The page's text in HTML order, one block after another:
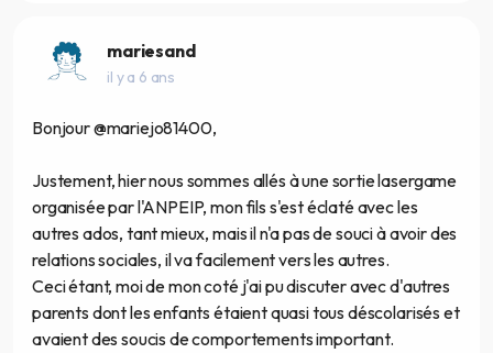
mariesand
il y a 6 ans
Bonjour @mariejo81400,
Justement, hier nous sommes allés à une sortie lasergame
organisée par l'ANPEIP, mon fils s'est éclaté avec les
autres ados, tant mieux, mais il n'a pas de souci à avoir des
relations sociales, il va facilement vers les autres.
Ceci étant, moi de mon coté j'ai pu discuter avec d'autres
parents dont les enfants étaient quasi tous déscolarisés et
avaient des soucis de comportements important.